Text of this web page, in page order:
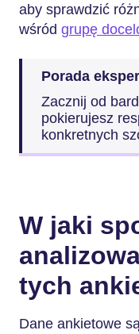
aby sprawdzić
wśród grupę
Porada
Zacznij od
pokierujesz
konkretnych
W jaki
tych
Dane ankietowe